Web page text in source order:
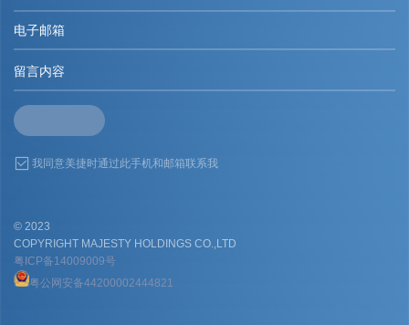
我同意美捷时通过此手机和邮箱联系我
© 2023
COPYRIGHT MAJESTY HOLDINGS CO.,LTD
粤ICP备14009009号
粤公网安备44200002444821